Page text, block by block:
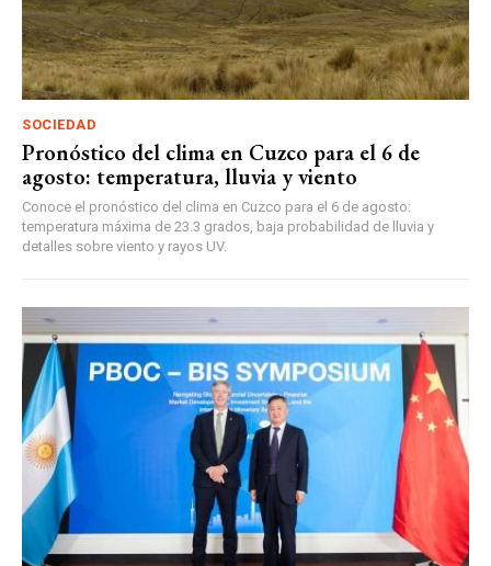
SOCIEDAD
Pronóstico del clima en Cuzco para el 6 de
agosto: temperatura, lluvia y viento
Conoce el pronóstico del clima en Cuzco para el 6 de agosto:
temperatura máxima de 23.3 grados, baja probabilidad de lluvia y
detalles sobre viento y rayos UV.